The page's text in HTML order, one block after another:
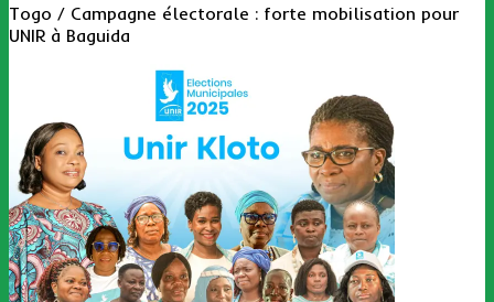
Togo / Campagne électorale : forte mobilisation pour
UNIR à Baguida